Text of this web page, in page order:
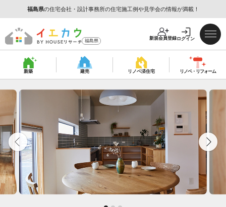
福島県の住宅会社・設計事務所の住宅施工例や見学会の情報が満載！
福島県 新規会員登録ログイン
新築 建売 リノベ済住宅 リノベ・ リフォーム